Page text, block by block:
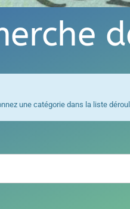
une catégorie dans la liste